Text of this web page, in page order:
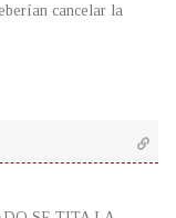
cancelar la